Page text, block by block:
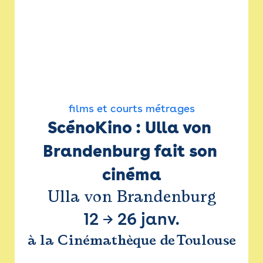
films et courts métrages
ScénoKino : Ulla von
Brandenburg fait son
cinéma
Ulla von Brandenburg
12 → 26 janv.
à la Cinémathèque de Toulouse